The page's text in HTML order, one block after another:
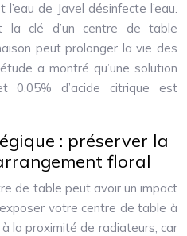
de Javel désinfecte l’eau.
la clé d’un centre de table
peut prolonger la vie des
a montré qu’une solution
0.05% d’acide citrique est
: préserver la
floral
de table peut avoir un impact
votre centre de table à
la proximité de radiateurs, car